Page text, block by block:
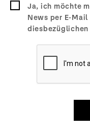
Ja, ich möchte
News per E-
diesbezüglichen